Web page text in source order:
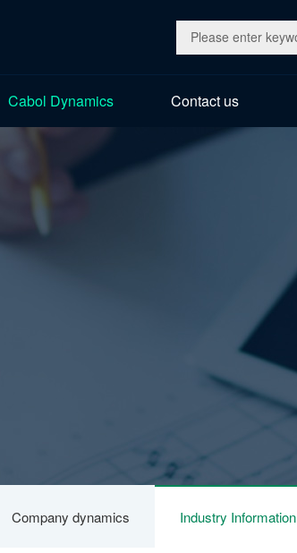
Cabol Dynamics Contact us
Company dynamics Industry Information